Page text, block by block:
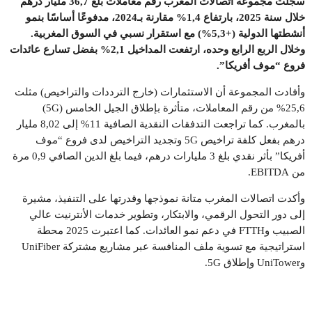
خلال سنة 2025، بارتفاع 1,4%
مقارنة بـ2024، مدفوعًا أساسًا بنمو
أنشطتها الدولية (+5,3%)
مع استقرار نسبي في السوق المغربية.
وخلال الربع الرابع وحده، ارتفعت المداخيل 2,1%
بفضل تسارع عائدات
فروع “موف أفريكا”.
وأفادت المجموعة أن الاستثمارات (خارج الترددات والتراخيص) مثلت
25,6% من رقم المعاملات، متأثرة بإطلاق الجيل الخامس (5G)
بالمغرب. كما تراجعت التدفقات النقدية الصافية 11% إلى 8,02 مليار
درهم بفعل كلفة تراخيص 5G وتجديد التراخيص لدى فروع “موف
أفريكا” بأثر نقدي بلغ 3 مليارات درهم، فيما بلغ الدين الصافي 0,9 مرة
من EBITDA.
وأكدت اتصالات المغرب متانة نموذجها وقدرتها على التنفيذ، مشيرة
إلى دور التحول الرقمي، والابتكار، وتطوير خدمات الأنترنيت عالي
الصبيب وFTTH في دعم نمو العائدات. كما اعتبرت 2025 محطة
استراتيجية مع تسوية ملف المنافسة عبر مشاريع مشتركة UniFiber
وUniTower وإطلاق 5G.